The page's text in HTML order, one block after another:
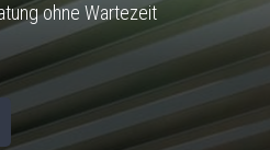
ohne Wartezeit